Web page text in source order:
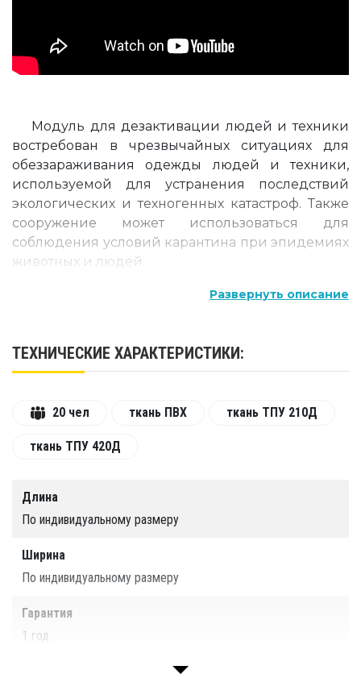
Модуль для дезактивации людей и техники
востребован в чрезвычайных ситуациях для
обеззараживания одежды людей и техники,
используемой для устранения последствий
экологических и техногенных катастроф. Также
сооружение может использоваться для
соблюдения условий карантина при эпидемиях
животных и людей.
Особенности конструкции палатки для
Каркас, стены, пол и крыша выполнены из
биологического характера.
входы для установки специального
Возможность быстро открыть дверные
проемы. На время процедуры
опускаются и открываются по ее
завершении.
воду. Материал кровли и стен полностью
Развернуть описание
ТЕХНИЧЕСКИЕ ХАРАКТЕРИСТИКИ:
20 чел ткань ПВХ ткань ТПУ 210Д
ткань ТПУ 420Д
Длина
По индивидуальному размеру
Ширина
По индивидуальному размеру
Гарантия
1 год